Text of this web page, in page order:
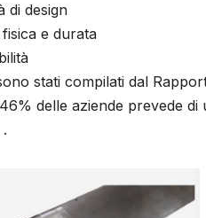
di design
e durata
stati compilati dal
delle aziende prevede